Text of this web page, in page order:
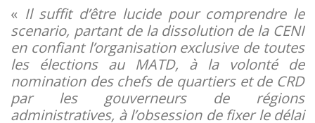
« Il suffit d’être lucide pour comprendre le
scenario, partant de la dissolution de la CENI
en confiant l’organisation exclusive de toutes
les élections au MATD, à la volonté de
nomination des chefs de quartiers et de CRD
par les gouverneurs de régions
administratives, à l’obsession de fixer le délai